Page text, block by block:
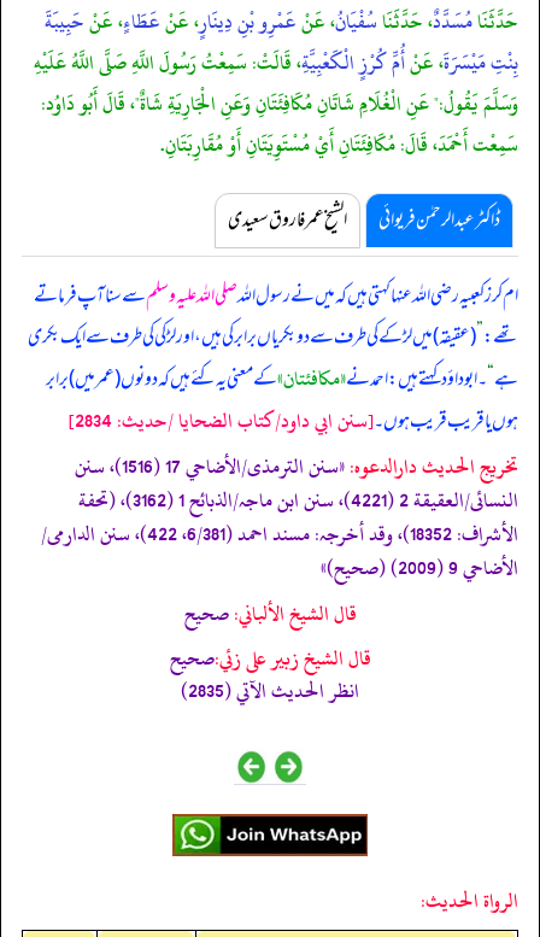
حَدَّثَنَامُسَدَّدٌ، حَدَّثَنَاسُفْيَانُ، عَنْعَمْرِو بْنِ دِينَارٍ، عَنْعَطَاءٍ، عَنْحَبِيبَةَ
بِنْتِ مَيْسَرَةَ، عَنْأُمِّ كُرْزٍ الْكَعْبِيَّةِ، قَالَتْ: سَمِعْتُ رَسُولَ اللَّهِ صَلَّى اللَّهُ عَلَيْهِ
وَسَلَّمَ يَقُولُ:" عَنِ الْغُلَامِ شَاتَانِ مُكَافِئَتَانِ وَعَنِ الْجَارِيَةِ شَاةٌ"، قَالَ أَبُو دَاوُد:
سَمِعْت أَحْمَدَ، قَالَ: مُكَافِئَتَانِ أَيْ مُسْتَوِيَتَانِ أَوْ مُقَارِبَتَانِ.
ڈاکٹر عبدالرحمٰن فریوائی الشیخ عمر فاروق سعیدی
ام کرز کعبیہ رضی اللہ عنہا کہتی ہیں کہمیں نے رسول اللہصلی اللہ علیہ وسلمسے سنا آپ فرماتے
تھے:”(عقیقہ) میں لڑکے کی طرف سے دو بکریاں برابر کی ہیں، اور لڑکی کی طرف سے ایک بکری
ہے“۔ ابوداؤد کہتے ہیں: احمد نے«مكافئتان»کے معنی یہ کئے ہیں کہ دونوں (عمر میں) برابر
ہوں یا قریب قریب ہوں۔[سنن ابي داود/كتاب الضحايا /حدیث: 2834]
تخریج الحدیث دارالدعوہ:
«‏‏‏‏سنن الترمذی/الأضاحي 17 (1516)، سنن
النسائی/العقیقة 2 (4221)، سنن ابن ماجہ/الذبائح 1 (3162)، (تحفة
الأشراف: 18352)، وقد أخرجہ: مسند احمد (6/381، 422)، سنن الدارمی/
الأضاحي 9 (2009) (صحیح)»
قال الشيخ الألباني:صحيح
قال الشيخ زبير على زئي:صحيح
انظر الحديث الآتي (2835)
الرواة الحديث: